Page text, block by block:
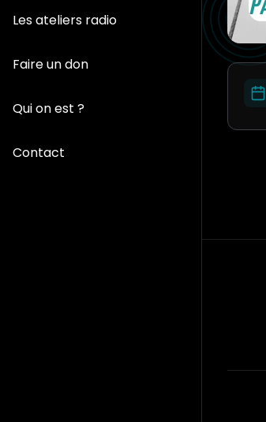
Les ateliers radio
Faire un don
Qui on est ?
Contact